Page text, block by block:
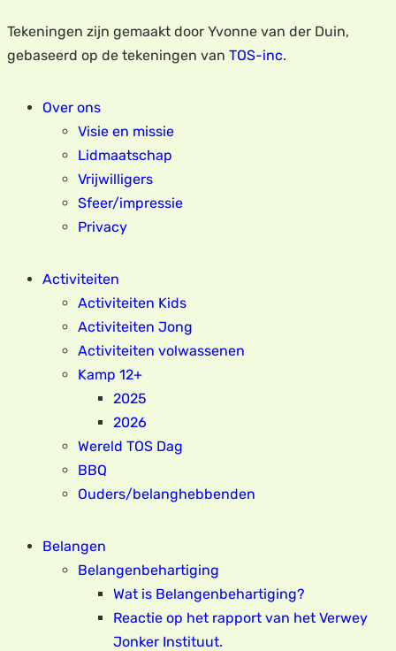
Tekeningen zijn gemaakt door Yvonne van der Duin,
gebaseerd op de tekeningen van TOS-inc.
Over ons
Visie en missie
Lidmaatschap
Vrijwilligers
Sfeer/impressie
Privacy
Activiteiten
Activiteiten Kids
Activiteiten Jong
Activiteiten volwassenen
Kamp 12+
2025
2026
Wereld TOS Dag
BBQ
Ouders/belanghebbenden
Belangen
Belangenbehartiging
Wat is Belangenbehartiging?
Reactie op het rapport van het Verwey
Jonker Instituut.